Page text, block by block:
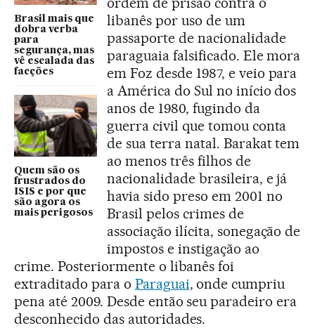
Brasil mais que
dobra verba
para
segurança, mas
vê escalada das
facções
Quem são os
frustrados do
ISIS e por que
são agora os
mais perigosos
libanês por uso de um
passaporte de nacionalidade
paraguaia falsificado. Ele mora
em Foz desde 1987, e veio para
a América do Sul no início dos
anos de 1980, fugindo da
guerra civil que tomou conta
de sua terra natal. Barakat tem
ao menos três filhos de
nacionalidade brasileira, e já
havia sido preso em 2001 no
Brasil pelos crimes de
associação ilícita, sonegação de
impostos e instigação ao
crime. Posteriormente o libanês foi
extraditado para o Paraguai, onde cumpriu
pena até 2009. Desde então seu paradeiro era
desconhecido das autoridades.